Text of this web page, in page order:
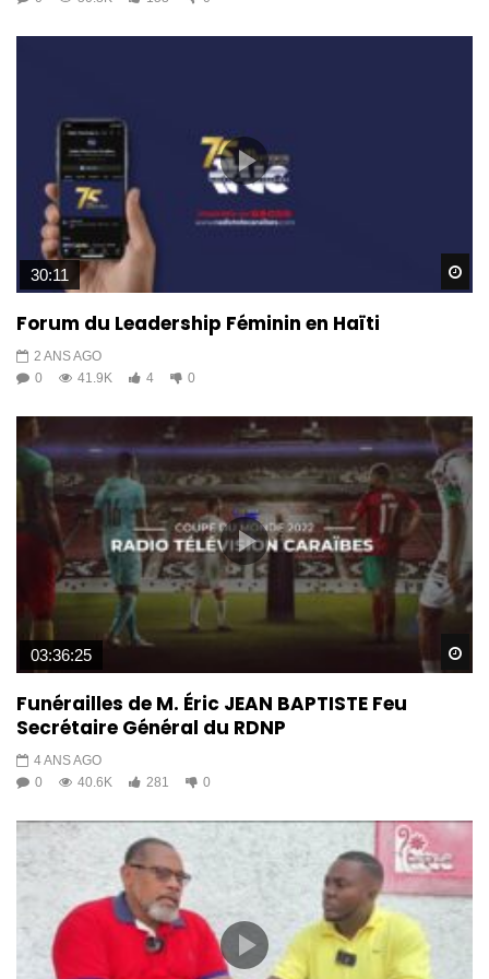
30:11
Forum du Leadership Féminin en Haïti
2 ANS AGO
0
41.9K 4 0
03:36:25
Funérailles de M. Éric JEAN BAPTISTE Feu
Secrétaire Général du RDNP
4 ANS AGO
0
40.6K 281 0